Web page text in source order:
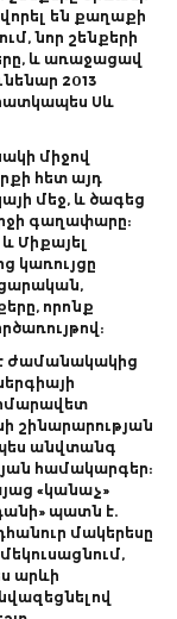
են քաղաքի
նոր շենքերի
և առաջացավ
2013
Սև
միջով
հետ այդ
մեջ, և ծագեց
գաղափարը:
Միքայել
կառույցը
որոնք
ժամանակակից
շինարարության
անվտանգ
համակարգեր:
«կանաչ»
պատն է.
մակերեսը
արևի